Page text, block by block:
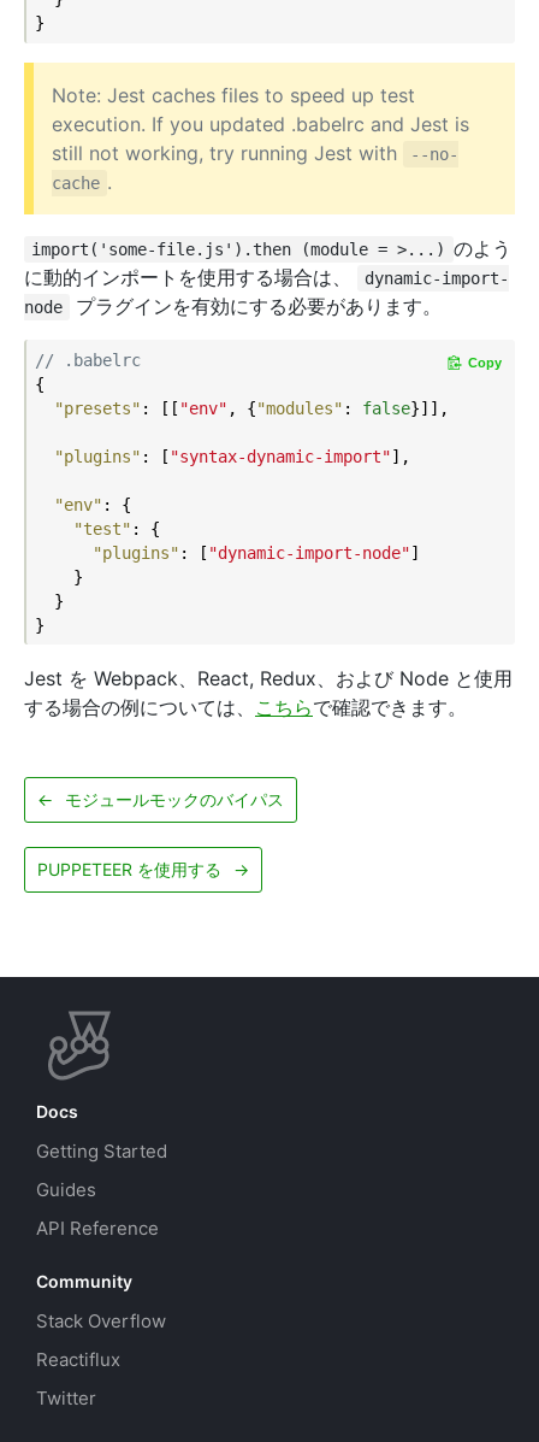
Note: Jest caches files to speed up test
execution. If you updated .babelrc and Jest is
still not working, try running Jest with
--no-
cache .
import('some-file.js').then (module = >...) のよう
に動的インポートを使用する場合は、
dynamic-import-
node
プラグインを有効にする必要があります。
// .babelrc
{
"presets" : [[ "env" , {"modules" : false}]],
"plugins" : [ "syntax-dynamic-import"],
"env" : {
"test" : {
"plugins" : [ "dynamic-import-node"]
    }
  }
Copy
Jest を Webpack、React, Redux、および Node と使用
する場合の例については、 こちらで確認できます。
← モジュールモックのバイパス
PUPPETEER を使用する →
Docs
Getting Started
Guides
API Reference
Community
Stack Overflow
Reactiflux
Twitter